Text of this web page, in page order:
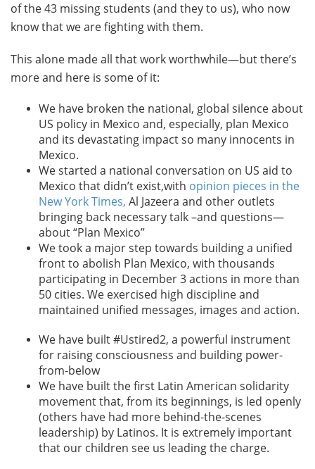
of the 43 missing students (and they to us), who now
know that we are fighting with them.
This alone made all that work worthwhile—but there’s
more and here is some of it:
We have broken the national, global silence about
US policy in Mexico and, especially, plan Mexico
and its devastating impact so many innocents in
Mexico.
We started a national conversation on US aid to
Mexico that didn’t exist,with opinion pieces in the
New York Times, Al Jazeera and other outlets
bringing back necessary talk –and questions—
about “Plan Mexico”
We took a major step towards building a unified
front to abolish Plan Mexico, with thousands
participating in December 3 actions in more than
50 cities. We exercised high discipline and
maintained unified messages, images and action.
We have built #Ustired2, a powerful instrument
for raising consciousness and building power-
from-below
We have built the first Latin American solidarity
movement that, from its beginnings, is led openly
(others have had more behind-the-scenes
leadership) by Latinos. It is extremely important
that our children see us leading the charge.